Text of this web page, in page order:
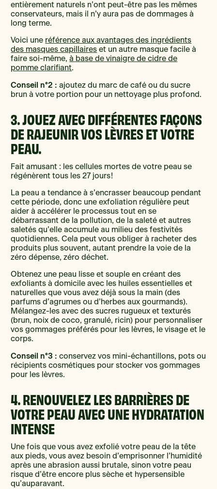
entièrement naturels n’ont peut-être pas les mêmes
conservateurs, mais il n’y aura pas de dommages à
long terme.
Voici une référence aux avantages des ingrédients
des masques capillaires et un autre masque facile à
faire soi-même,à base de vinaigre de cidre de
pomme clarifiant.
Conseil n°2 : ajoutez du marc de café ou du sucre
brun à votre portion pour un nettoyage plus profond.
3. JOUEZ AVEC DIFFÉRENTES FAÇONS
DE RAJEUNIR VOS LÈVRES ET VOTRE
PEAU.
Fait amusant : les cellules mortes de votre peau se
régénèrent tous les 27 jours !
La peau a tendance à s’encrasser beaucoup pendant
cette période, donc une exfoliation régulière peut
aider à accélérer le processus tout en se
débarrassant de la pollution, de la saleté et autres
saletés qu’elle accumule au milieu des festivités
quotidiennes. Cela peut vous obliger à racheter des
produits plus souvent, autant prendre la voie de la
zéro dépense, zéro déchet.
Obtenez une peau lisse et souple en créant des
exfoliants à domicile avec les huiles essentielles et
naturelles que vous avez déjà sous la main (des
parfums d’agrumes ou d’herbes aux gourmands).
Mélangez-les avec des sucres rugueux et texturés
(brun, noix de coco, granulé, ricin) pour personnaliser
vos gommages préférés pour les lèvres, le visage et le
corps.
Conseil n°3 : conservez vos mini-échantillons, pots ou
récipients cosmétiques pour stocker vos gommages
pour les lèvres.
4. RENOUVELEZ LES BARRIÈRES DE
VOTRE PEAU AVEC UNE HYDRATATION
INTENSE
Une fois que vous avez exfolié votre peau de la tête
aux pieds, vous avez besoin d’emprisonner l’humidité
après une abrasion aussi brutale, sinon votre peau
risque d’être encore plus sèche et hypersensible
qu’auparavant.